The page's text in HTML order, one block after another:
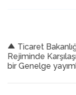
Ticaret
Rejiminde
bir Genelge